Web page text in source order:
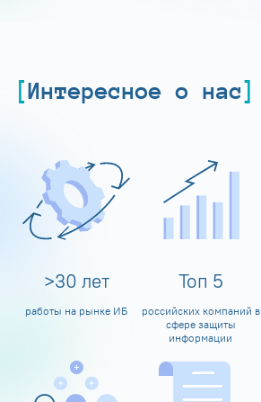
Интересное о нас
>30 лет
работы на рынке ИБ
Топ 5
российских компаний в
сфере защиты
информации